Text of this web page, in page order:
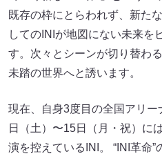
既存の枠にとらわれず、新た
してのINIが地図にない未来を
す。次々とシーンが切り替わ
未踏の世界へと誘います。
現在、自身3度目の全国アリ
日（土）〜15日（月・祝）に
演を控えているINI。 “INI革命